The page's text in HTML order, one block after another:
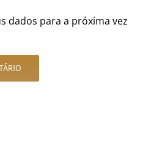
dados para a próxima vez